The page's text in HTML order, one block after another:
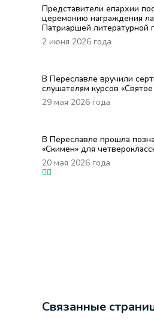
Представители епархии
церемонию награждения
Патриаршей литературной
2 июня 2026 года
В Переславле вручили
слушателям курсов
29 мая 2026 года
В Переславле прошла
«Скимен» для
20 мая 2026 года
Связанные